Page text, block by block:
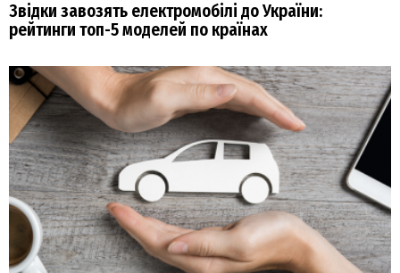
Звідки завозять електромобілі до України:
рейтинги топ-5 моделей по країнах